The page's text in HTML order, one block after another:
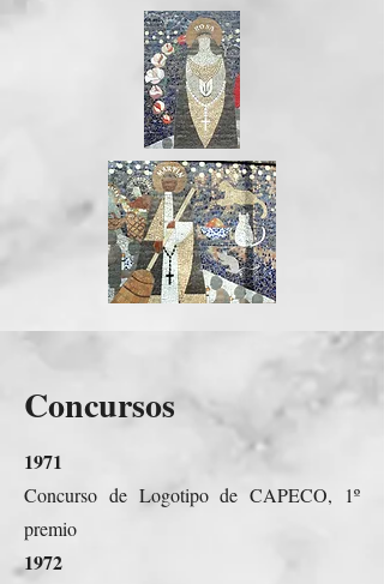
Concursos
1971
Concurso de Logotipo de CAPECO, 1º
premio
1972